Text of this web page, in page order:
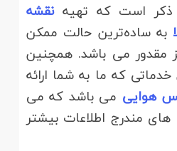
ذکر است که تهیهنقشه
به ساده‌ترین حالت ممکن
مقدور می باشد. همچنین
که ما به شما ارائه
هوایی می باشد که می
های مندرج اطلاعات بیشتر